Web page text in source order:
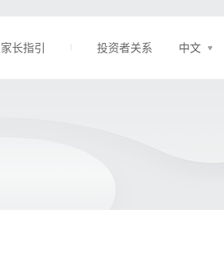
家长指引 投资者关系 中文